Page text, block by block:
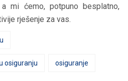
mi ćemo, potpuno besplatno,
rješenje za vas.
osiguranju osiguranje